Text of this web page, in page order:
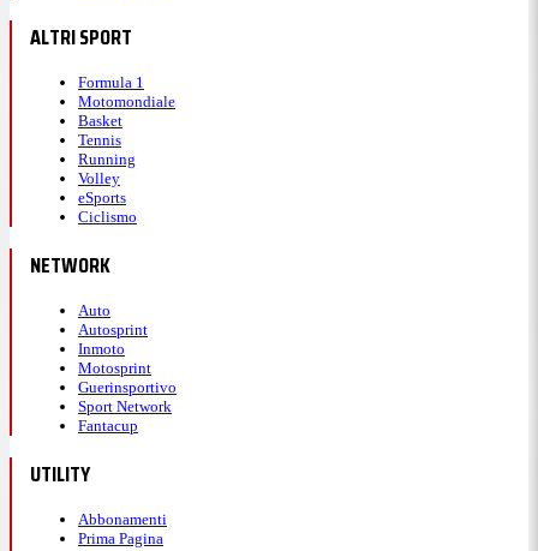
ALTRI SPORT
Formula 1
Motomondiale
Basket
Tennis
Running
Volley
eSports
Ciclismo
NETWORK
Auto
Autosprint
Inmoto
Motosprint
Guerinsportivo
Sport Network
Fantacup
UTILITY
Abbonamenti
Prima Pagina